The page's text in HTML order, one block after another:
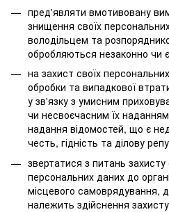
пред'являти вмотивовану
знищення своїх
володільцем та
обробляються незаконно чи
на захист своїх
обробки та випадкової
у зв'язку з умисним
чи несвоєчасним їх
надання відомостей, що є
честь, гідність та ділову
звертатися з питань
персональних даних до
місцевого самоврядування,
належить здійснення